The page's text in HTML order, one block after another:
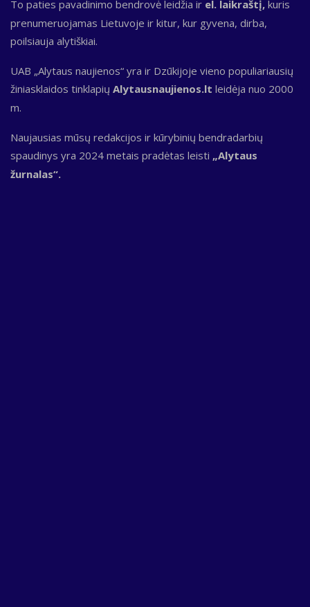
To paties pavadinimo bendrovė leidžia ir el. laikraštį, kuris
prenumeruojamas Lietuvoje ir kitur, kur gyvena, dirba,
poilsiauja alytiškiai.
UAB „Alytaus naujienos“ yra ir Dzūkijoje vieno populiariausių
žiniasklaidos tinklapių Alytausnaujienos.lt leidėja nuo 2000
m.
Naujausias mūsų redakcijos ir kūrybinių bendradarbių
spaudinys yra 2024 metais pradėtas leisti „Alytaus
žurnalas“.